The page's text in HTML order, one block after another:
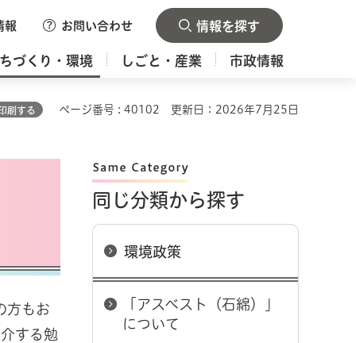
報 お問い合わせ 情報を探す
づくり・環境 しごと・産業 市政情報
刷する ページ番号 : 40102 更新日：2026年7月25日
方もお
する勉
同じ分類から探す
環境政策
「アスベスト（石綿）」
について